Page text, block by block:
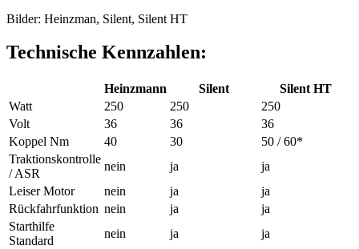
Bilder: Heinzman, Silent, Silent HT
Technische Kennzahlen:
Heinzmann Silent
Silent HT
Watt
250 250
250
Volt
36 36
36
Koppel Nm
40 30
50 / 60*
Traktionskontrolle
/ ASR
nein ja
ja
Leiser Motor
nein ja
ja
Rückfahrfunktion nein ja
ja
Starthilfe
Standard
nein ja
ja